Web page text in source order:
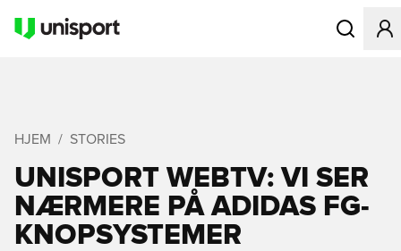
Åbner en
HJEM STORIES
UNISPORT WEBTV: VI SER
NÆRMERE PÅ ADIDAS FG-
KNOPSYSTEMER